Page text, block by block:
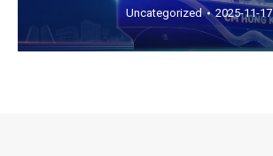
Uncategorized 2025-11-17